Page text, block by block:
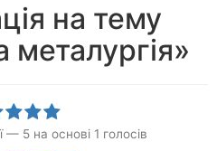
на тему
металургія»
— 5 на основі 1 голосів